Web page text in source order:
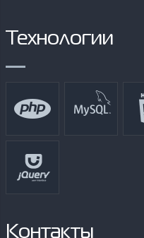
Технологии
Контакты